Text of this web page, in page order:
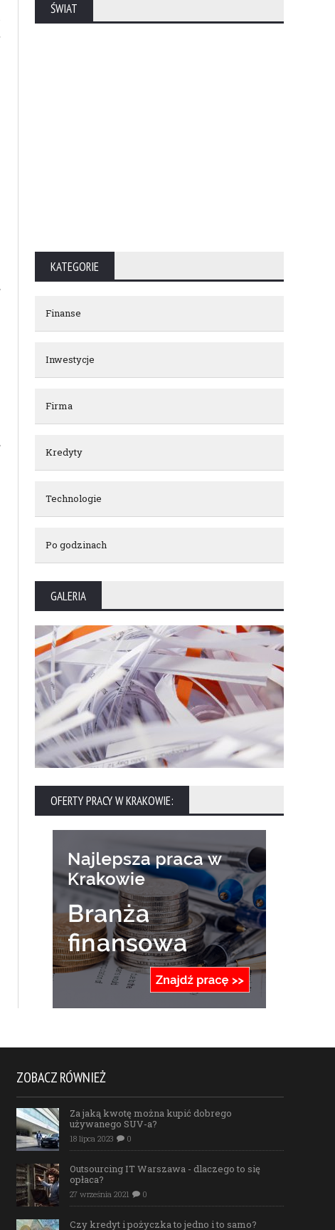
internetowej?
ŚWIAT
KATEGORIE
Finanse
Inwestycje
Firma
Kredyty
Technologie
Po godzinach
GALERIA
OFERTY PRACY W KRAKOWIE:
ZOBACZ RÓWNIEŻ
Za jaką kwotę można kupić dobrego
używanego SUV-a?
18 lipca 2023 0
Outsourcing IT Warszawa - dlaczego to się
opłaca?
27 września 2021 0
Czy kredyt i pożyczka to jedno i to samo?